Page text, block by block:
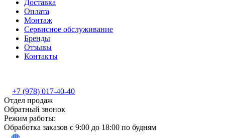
Доставка
Оплата
Монтаж
Сервисное обслуживание
Бренды
Отзывы
Контакты
+7 (978) 017-40-40
Отдел продаж
Обратный звонок
Режим работы:
Обработка заказов с 9:00 до 18:00 по будням